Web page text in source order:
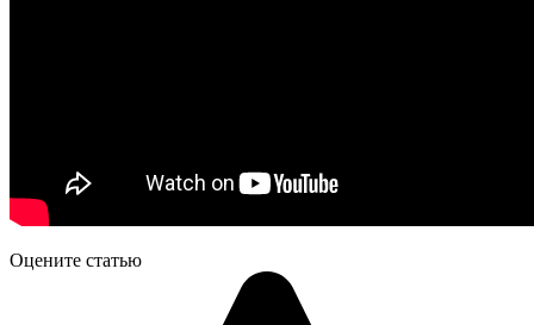
Оцените статью